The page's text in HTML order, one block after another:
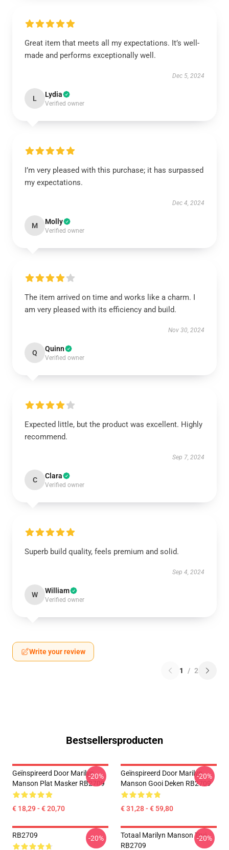
Great item that meets all my expectations. It’s well-
made and performs exceptionally well.
Dec 5, 2024
L Lydia
Verified owner
I’m very pleased with this purchase; it has surpassed
my expectations.
Dec 4, 2024
M Molly
Verified owner
The item arrived on time and works like a charm. I
am very pleased with its efficiency and build.
Nov 30, 2024
Q Quinn
Verified owner
Expected little, but the product was excellent. Highly
recommend.
Sep 7, 2024
C Clara
Verified owner
Superb build quality, feels premium and solid.
Sep 4, 2024
W William
Verified owner
Write your review
1 / 2
Bestsellersproducten
Geïnspireerd Door Marilyn
Manson Plat Masker RB2709
€ 18,29 - € 20,70
-20%
Geïnspireerd Door Marilyn
Manson Gooi Deken RB2709
€ 31,28 - € 59,80
-20%
RB2709 -20%
Totaal Marilyn Manson Trui
RB2709
-20%